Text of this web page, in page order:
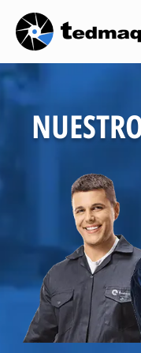
Saltar
al
contenido